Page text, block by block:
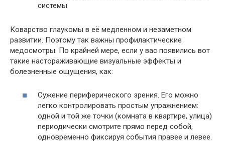
системы
Коварство глаукомы в её медленном и незаметном
развитии. Поэтому так важны профилактические
медосмотры. По крайней мере, если у вас появились вот
такие настораживающие визуальные эффекты и
болезненные ощущения, как:
Сужение периферического зрения. Его можно
легко контролировать простым упражнением:
одной и той же точки (комната в квартире, улица)
периодически смотрите прямо перед собой,
одновременно фиксируя события правее и левее.